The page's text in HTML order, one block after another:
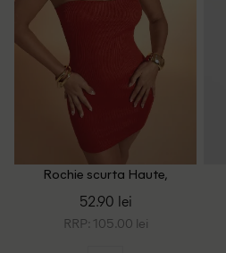
Rochie scurta Haute,
52.90 lei
RRP: 105.00 lei